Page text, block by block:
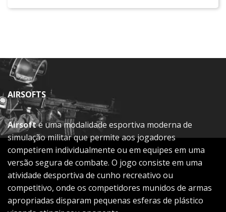
AIRSOFTS
Airsofté uma modalidade esportiva moderna de
simulação militar que permite aos jogadores
competirem individualmente ou em equipes em uma
versão segura de combate. O jogo consiste em uma
atividade desportiva de cunho recreativo ou
competitivo, onde os competidores munidos de armas
apropriadas disparam pequenas esferas de plástico